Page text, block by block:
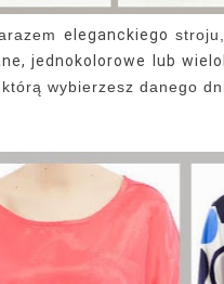
eleganckiego
jednokolorowe lub
wybierzesz danego